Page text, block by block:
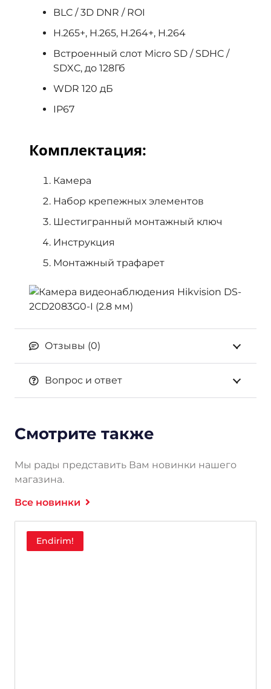
BLC / 3D DNR / ROI
H.265+, H.265, H.264+, H.264
Встроенный слот Micro SD / SDHC /
SDXC, до 128Гб
WDR 120 дБ
IP67
Комплектация:
Камера
Набор крепежных элементов
Шестигранный монтажный ключ
Инструкция
Монтажный трафарет
Отзывы (0)
Вопрос и ответ
Смотрите также
Мы рады представить Вам новинки нашего
магазина.
Все новинки
Endirim!